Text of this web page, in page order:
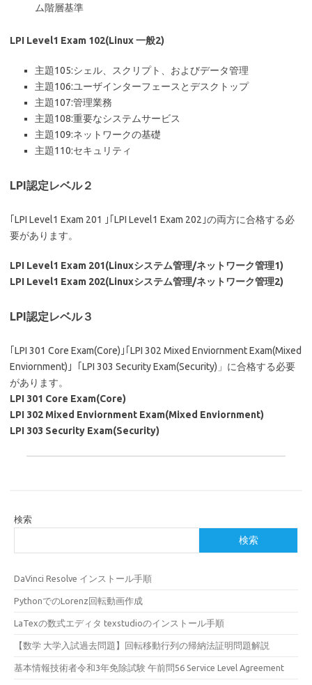
ム階層基準
LPI Level1 Exam 102(Linux 一般2)
主題105:シェル、スクリプト、およびデータ管理
主題106:ユーザインターフェースとデスクトップ
主題107:管理業務
主題108:重要なシステムサービス
主題109:ネットワークの基礎
主題110:セキュリティ
LPI認定レベル２
｢LPI Level1 Exam 201 ｣｢LPI Level1 Exam 202｣の両方に合格する必
要があります。
LPI Level1 Exam 201(Linuxシステム管理/ネットワーク管理1)
LPI Level1 Exam 202(Linuxシステム管理/ネットワーク管理2)
LPI認定レベル３
｢LPI 301 Core Exam(Core)｣｢LPI 302 Mixed Enviornment Exam(Mixed
Enviornment)｣「LPI 303 Security Exam(Security)」に合格する必要
があります。
LPI 301 Core Exam(Core)
LPI 302 Mixed Enviornment Exam(Mixed Enviornment)
LPI 303 Security Exam(Security)
検索
検索
DaVinci Resolve インストール手順
PythonでのLorenz回転動画作成
LaTexの数式エディタ texstudioのインストール手順
【数学 大学入試過去問題】回転移動行列の帰納法証明問題解説
基本情報技術者令和3年免除試験 午前問56 Service Level Agreement